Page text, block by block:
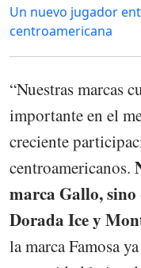
Un nuevo jugador
centroamericana
“Nuestras marcas
importante en el
creciente
centroamericanos.
marca Gallo,
Dorada Ice y
la marca Famosa